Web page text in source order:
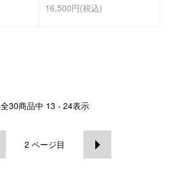
16,500円(税込)
全30商品中 13 - 24表示
2 ページ目